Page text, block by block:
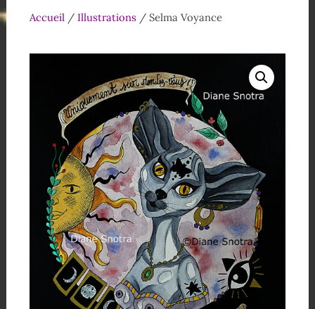
Accueil/ Illustrations/ Selma Voyance